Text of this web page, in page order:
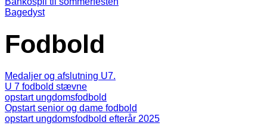
Bagedyst
Fodbold
Medaljer og afslutning U7.
U 7 fodbold stævne
opstart ungdomsfodbold
Opstart senior og dame fodbold
opstart ungdomsfodbold efterår 2025